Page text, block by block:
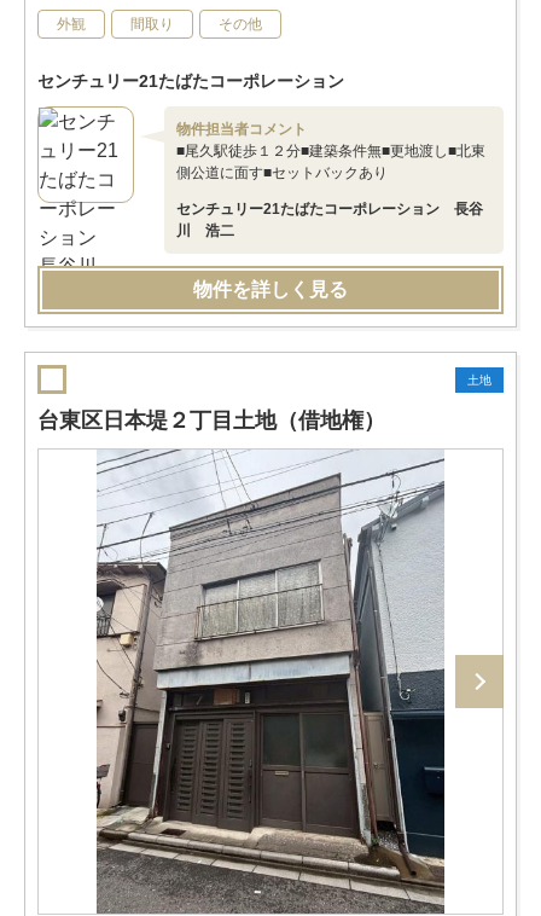
外観 間取り その他
センチュリー21たばたコーポレーション
物件担当者コメント
■尾久駅徒歩１２分■建築条件無■更地渡し■北東
側公道に面す■セットバックあり
センチュリー21たばたコーポレーション 長谷
川 浩二
物件を詳しく見る
土地
台東区日本堤２丁目土地（借地権）